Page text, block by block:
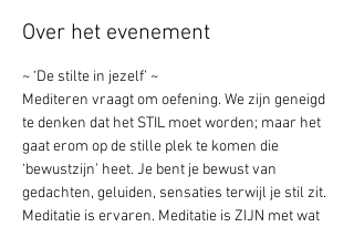
Over het evenement
~ ‘De stilte in jezelf’ ~
Mediteren vraagt om oefening. We zijn geneigd
te denken dat het STIL moet worden; maar het
gaat erom op de stille plek te komen die
‘bewustzijn’ heet. Je bent je bewust van
gedachten, geluiden, sensaties terwijl je stil zit.
Meditatie is ervaren. Meditatie is ZIJN met wat